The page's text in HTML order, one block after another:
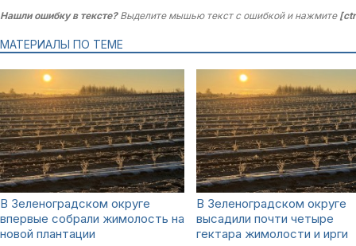
Нашли ошибку в тексте?Выделите мышью текст с ошибкой и нажмите
МАТЕРИАЛЫ ПО ТЕМЕ
В Зеленоградском округе
впервые собрали жимолость на
новой плантации
В Зеленоградском округе
высадили почти четыре
гектара жимолости и ирги